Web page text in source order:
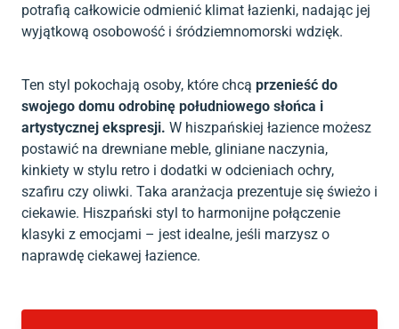
potrafią całkowicie odmienić klimat łazienki, nadając jej
wyjątkową osobowość i śródziemnomorski wdzięk.
Ten styl pokochają osoby, które chcą przenieść do
swojego domu odrobinę południowego słońca i
artystycznej ekspresji. W hiszpańskiej łazience możesz
postawić na drewniane meble, gliniane naczynia,
kinkiety w stylu retro i dodatki w odcieniach ochry,
szafiru czy oliwki. Taka aranżacja prezentuje się świeżo i
ciekawie. Hiszpański styl to harmonijne połączenie
klasyki z emocjami – jest idealne, jeśli marzysz o
naprawdę ciekawej łazience.